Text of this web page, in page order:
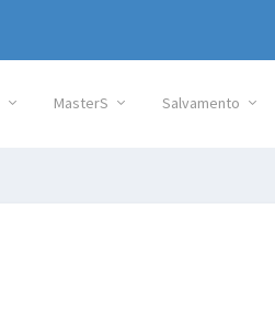
MasterS Salvamento